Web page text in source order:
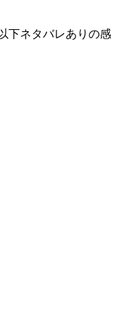
下ネタバレありの感